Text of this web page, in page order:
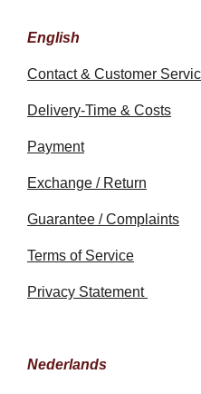
English
Contact & Customer
Delivery-Time & Costs
Payment
Exchange / Return
Guarantee / Complaints
Terms of Service
Privacy Statement
Nederlands